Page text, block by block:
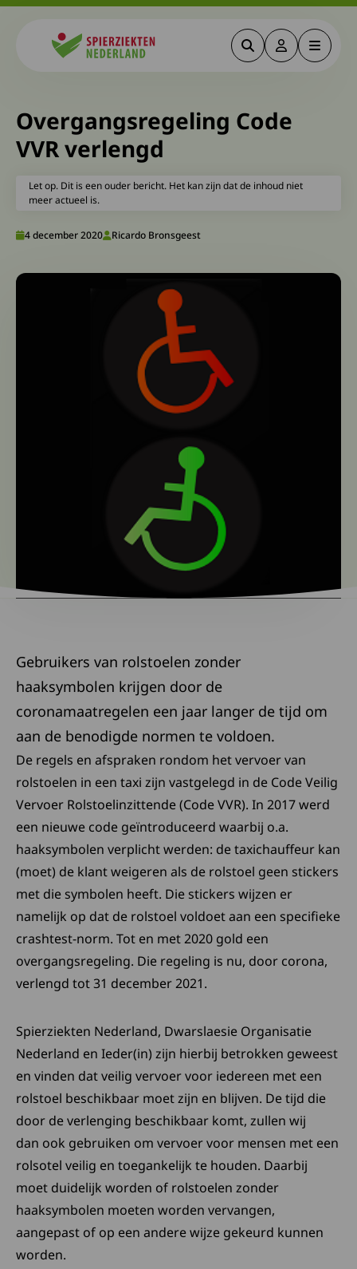
ZoekenDeze link
Menu
Overgangsregeling Code
VVR verlengd
Let op. Dit is een ouder bericht. Het kan zijn dat de inhoud niet
meer actueel is.
4 december 2020 Ricardo Bronsgeest
​​​​​​​Gebruikers van rolstoelen zonder
haaksymbolen krijgen door de
coronamaatregelen een jaar langer de tijd om
aan de benodigde normen te voldoen.
De regels en afspraken rondom het vervoer van
rolstoelen in een taxi zijn vastgelegd in de Code Veilig
Vervoer Rolstoelinzittende (Code VVR). In 2017 werd
een nieuwe code geïntroduceerd waarbij o.a.
haaksymbolen verplicht werden: de taxichauffeur kan
(moet) de klant weigeren als de rolstoel geen stickers
met die symbolen heeft. Die stickers wijzen er
namelijk op dat de rolstoel voldoet aan een specifieke
crashtest-norm. Tot en met 2020 gold een
overgangsregeling. Die regeling is nu, door corona,
verlengd tot 31 december 2021.
Spierziekten Nederland, Dwarslaesie Organisatie
Nederland en Ieder(in) zijn hierbij betrokken geweest
en vinden dat veilig vervoer voor iedereen met een
rolstoel beschikbaar moet zijn en blijven. De tijd die
door de verlenging beschikbaar komt, zullen wij
dan ook gebruiken om vervoer voor mensen met een
rolsotel veilig en toegankelijk te houden. Daarbij
moet duidelijk worden of rolstoelen zonder
haaksymbolen moeten worden vervangen,
aangepast of op een andere wijze gekeurd kunnen
worden.